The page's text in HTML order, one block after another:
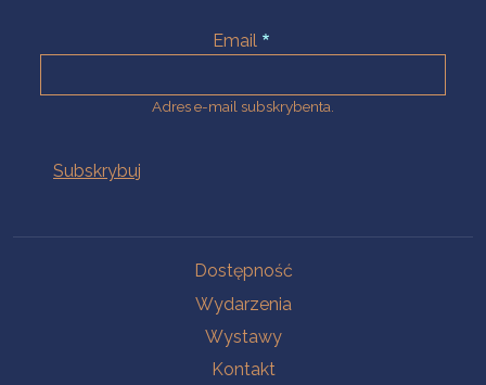
Email
Adres e-mail subskrybenta.
Dostępność
Wydarzenia
Wystawy
Kontakt